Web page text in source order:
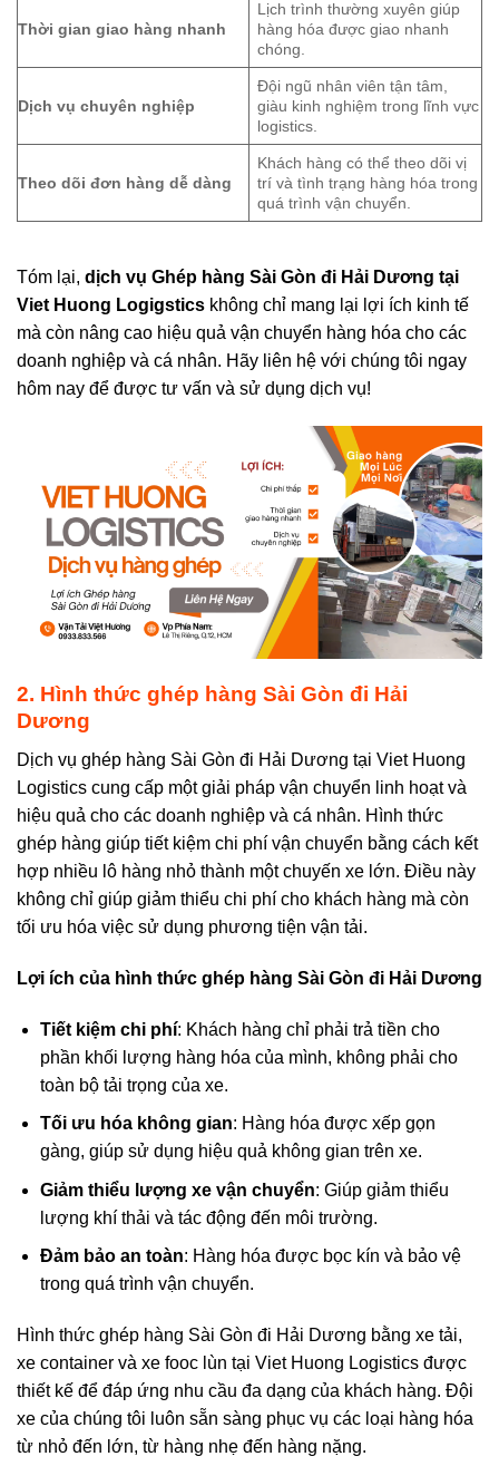
Thời gian giao hàng nhanh
Lịch trình thường xuyên giúp
hàng hóa được giao nhanh
chóng.
Dịch vụ chuyên nghiệp
Đội ngũ nhân viên tận tâm,
giàu kinh nghiệm trong lĩnh vực
logistics.
Theo dõi đơn hàng dễ dàng
Khách hàng có thể theo dõi vị
trí và tình trạng hàng hóa trong
quá trình vận chuyển.
Tóm lại, dịch vụ Ghép hàng Sài Gòn đi Hải Dương tại
Viet Huong Logigstics không chỉ mang lại lợi ích kinh tế
mà còn nâng cao hiệu quả vận chuyển hàng hóa cho các
doanh nghiệp và cá nhân. Hãy liên hệ với chúng tôi ngay
hôm nay để được tư vấn và sử dụng dịch vụ!
2. Hình thức ghép hàng Sài Gòn đi Hải
Dương
Dịch vụ ghép hàng Sài Gòn đi Hải Dương tại Viet Huong
Logistics cung cấp một giải pháp vận chuyển linh hoạt và
hiệu quả cho các doanh nghiệp và cá nhân. Hình thức
ghép hàng giúp tiết kiệm chi phí vận chuyển bằng cách kết
hợp nhiều lô hàng nhỏ thành một chuyến xe lớn. Điều này
không chỉ giúp giảm thiểu chi phí cho khách hàng mà còn
tối ưu hóa việc sử dụng phương tiện vận tải.
Lợi ích của hình thức g hép hàng Sài Gòn đi Hải Dương
Tiết kiệm chi phí: Khách hàng chỉ phải trả tiền cho
phần khối lượng hàng hóa của mình, không phải cho
toàn bộ tải trọng của xe.
Tối ưu hóa không gian: Hàng hóa được xếp gọn
gàng, giúp sử dụng hiệu quả không gian trên xe.
Giảm thiểu lượng xe vận chuyển: Giúp giảm thiểu
lượng khí thải và tác động đến môi trường.
Đảm bảo an toàn: Hàng hóa được bọc kín và bảo vệ
trong quá trình vận chuyển.
Hình thức ghép hàng Sài Gòn đi Hải Dương bằng xe tải,
xe container và xe fooc lùn tại Viet Huong Logistics được
thiết kế để đáp ứng nhu cầu đa dạng của khách hàng. Đội
xe của chúng tôi luôn sẵn sàng phục vụ các loại hàng hóa
từ nhỏ đến lớn, từ hàng nhẹ đến hàng nặng.